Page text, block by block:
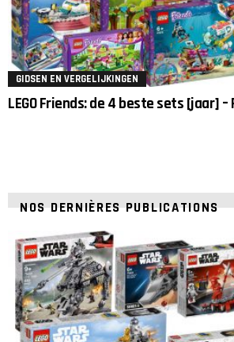
GIDSEN EN VERGELIJKINGEN
LEGO Friends: de 4 beste sets [jaar]
NOS DERNIÈRES PUBLICATIONS